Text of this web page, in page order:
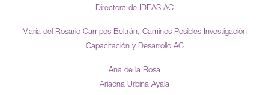
Directora de IDEAS AC
María del Rosario Campos Beltrán, Caminos Posibles Investigación
Capacitación y Desarrollo AC
Ana de la Rosa
Ariadna Urbina Ayala